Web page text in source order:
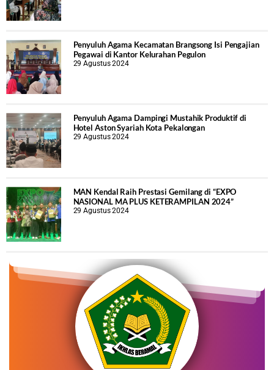
Penyuluh Agama Kecamatan Brangsong Isi Pengajian
Pegawai di Kantor Kelurahan Pegulon
29 Agustus 2024
Penyuluh Agama Dampingi Mustahik Produktif di
Hotel Aston Syariah Kota Pekalongan
29 Agustus 2024
MAN Kendal Raih Prestasi Gemilang di “EXPO
NASIONAL MA PLUS KETERAMPILAN 2024”
29 Agustus 2024